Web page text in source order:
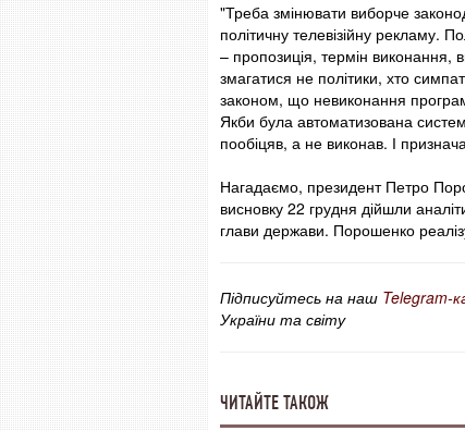
"Треба змінювати виборче
політичну телевізійну
– пропозиція, термін виконання,
змагатися не політики, хто
законом, що невиконання
Якби була автоматизована
пообіцяв, а не виконав. І
Нагадаємо, президент Петро
висновку 22 грудня дійшли
глави держави. Порошенко
Підписуйтесь на наш Telegram-
України та світу
ЧИТАЙТЕ ТАКОЖ